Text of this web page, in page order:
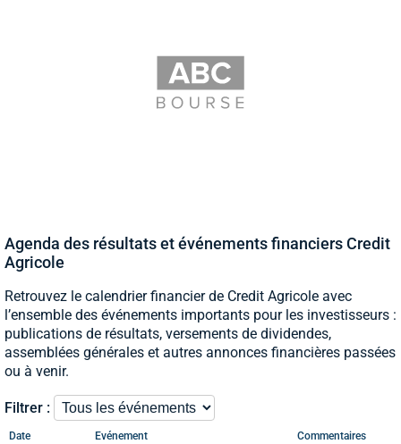
Agenda des résultats et événements financiers Credit
Agricole
Retrouvez le calendrier financier de Credit Agricole avec
l’ensemble des événements importants pour les investisseurs :
publications de résultats, versements de dividendes,
assemblées générales et autres annonces financières passées
ou à venir.
Filtrer :
Date Evénement Commentaires